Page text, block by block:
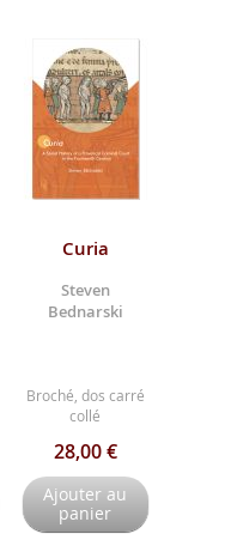
Curia
Steven
Bednarski
Broché, dos carré
collé
28,00 €
Ajouter au
panier